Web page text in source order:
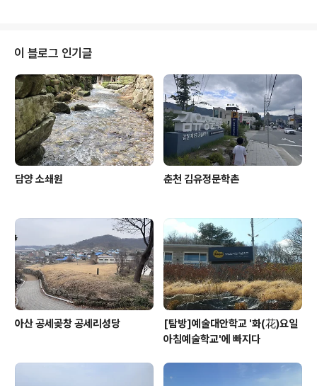
여 조암에 6시에 도착, 하루 탐방을 마쳤다. 백제는 기원전
마한 54개국 중 하나인 십제라는 나라로 지금의 한강 이남
의 위례성(몽촌, 풍납토성)에서 시작된 나라로 서기 660년
나당연합군(신라와 당나라)에게 멸망 하기까지 우리나라
고대사에 한 축으로 삼국시대 당당히 역사와 문화를 이뤘
던 해..
이 블로그 인기글
담양 소쇄원 춘천 김유정문학촌
아산 공세곶창 공세리성당
[탐방]예술대안학교 '화(花)요일
아침예술학교'에 빠지다